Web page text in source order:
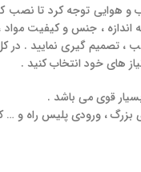
توجه کرد تا نصب
، جنس و کیفیت
تصمیم گیری نمایید . در
های خود انتخاب کنید .
قوی می باشد .
، ورودی پلیس راه و …